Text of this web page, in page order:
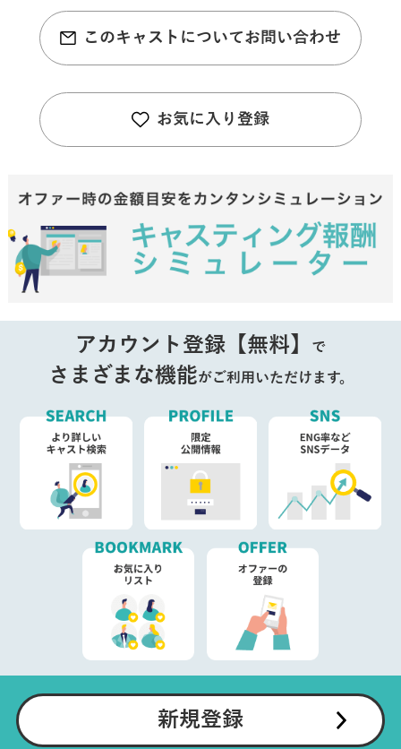
このキャストについてお問い合わせ
お気に入り登録
アカウント登録【無料】 で
さまざまな機能がご利用いただけます。
新規登録